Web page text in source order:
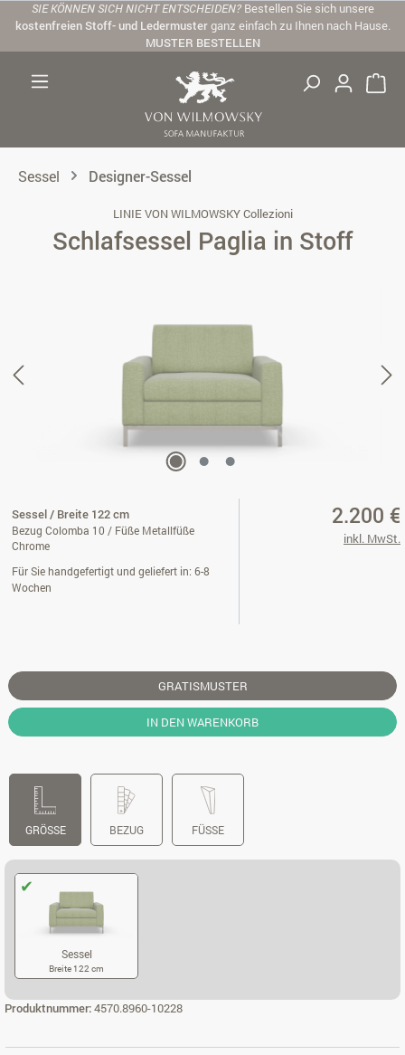
Zum Hauptinhalt springen
SIE KÖNNEN SICH NICHT ENTSCHEIDEN? Bestellen Sie sich unsere
kostenfreien Stoff- und Ledermusterganz einfach zu Ihnen nach Hause.
MUSTER BESTELLEN
Sessel Designer-Sessel
LINIE VON WILMOWSKY Collezioni
Schlafsessel Paglia in Stoff
Sessel / Breite 122 cm
Bezug Colomba 10 / Füße Metallfüße
Chrome
Für Sie handgefertigt und geliefert in: 6-8
Wochen
2.200 €
inkl. MwSt.
GRATISMUSTER
IN DEN WARENKORB
GRÖSSE BEZUG FÜSSE
Sessel
Breite 122 cm
Produktnummer:4570.8960-10228